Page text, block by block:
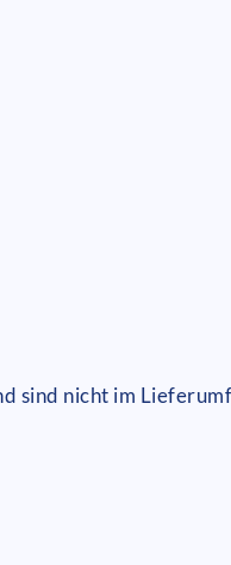
sind nicht im